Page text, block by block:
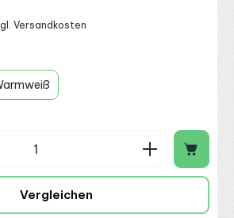
Versandkosten
Gib den gewünschten Wert
Vergleichen